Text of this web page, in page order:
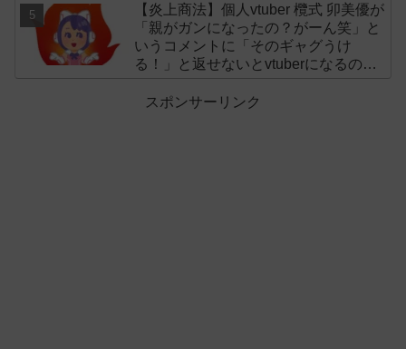
【炎上商法】個人vtuber 欖式 卯美優が
「親がガンになったの？がーん笑」と
いうコメントに「そのギャグうけ
る！」と返せないとvtuberになるのは
スポンサーリンク